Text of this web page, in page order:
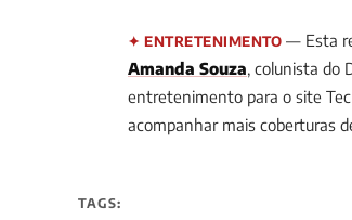
✦ ENTRETENIMENTO — Esta
Amanda Souza, colunista do
entretenimento para o site
acompanhar mais coberturas
TAGS: